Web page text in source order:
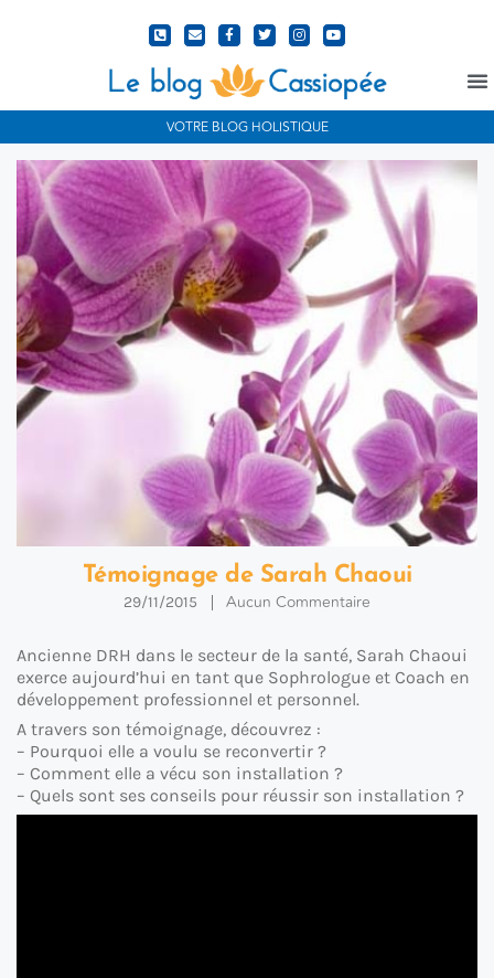
VOTRE BLOG HOLISTIQUE
Témoignage de Sarah Chaoui
29/11/2015 Aucun Commentaire
Ancienne DRH dans le secteur de la santé, Sarah Chaoui
exerce aujourd’hui en tant que Sophrologue et Coach en
développement professionnel et personnel.
A travers son témoignage, découvrez :
– Pourquoi elle a voulu se reconvertir ?
– Comment elle a vécu son installation ?
– Quels sont ses conseils pour réussir son installation ?